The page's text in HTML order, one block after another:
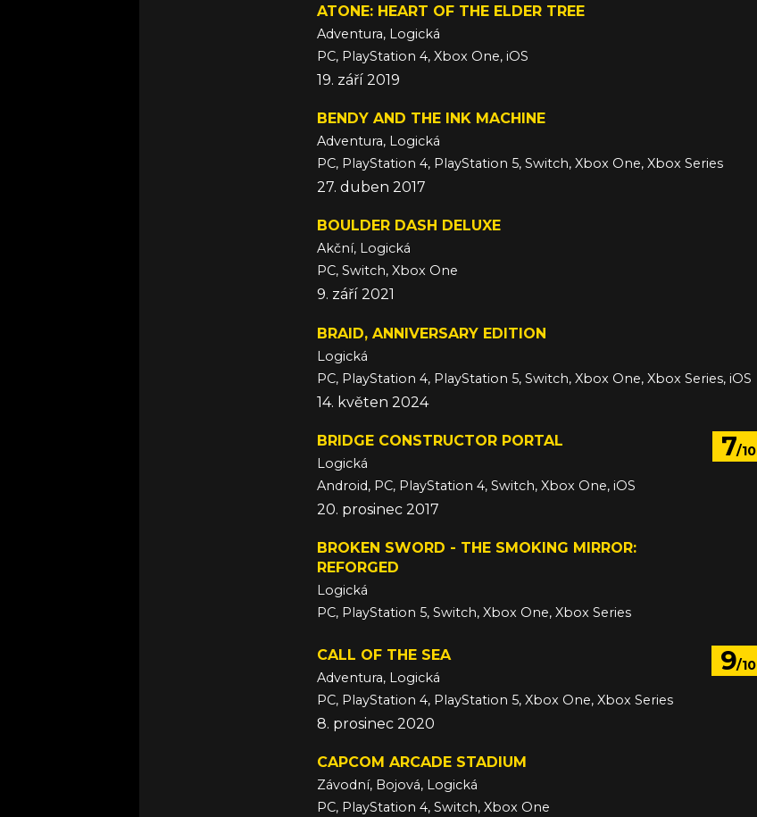
ATONE: HEART OF THE ELDER TREE
Adventura, Logická
PC, PlayStation 4, Xbox One, iOS
19. září 2019
BENDY AND THE INK MACHINE
Adventura, Logická
PC, PlayStation 4, PlayStation 5, Switch, Xbox One, Xbox Series
27. duben 2017
BOULDER DASH DELUXE
Akční, Logická
PC, Switch, Xbox One
9. září 2021
BRAID, ANNIVERSARY EDITION
Logická
PC, PlayStation 4, PlayStation 5, Switch, Xbox One, Xbox Series, iOS
14. květen 2024
7/10
BRIDGE CONSTRUCTOR PORTAL
Logická
Android, PC, PlayStation 4, Switch, Xbox One, iOS
20. prosinec 2017
BROKEN SWORD - THE SMOKING MIRROR:
REFORGED
Logická
PC, PlayStation 5, Switch, Xbox One, Xbox Series
9/10
CALL OF THE SEA
Adventura, Logická
PC, PlayStation 4, PlayStation 5, Xbox One, Xbox Series
8. prosinec 2020
CAPCOM ARCADE STADIUM
Závodní, Bojová, Logická
PC, PlayStation 4, Switch, Xbox One